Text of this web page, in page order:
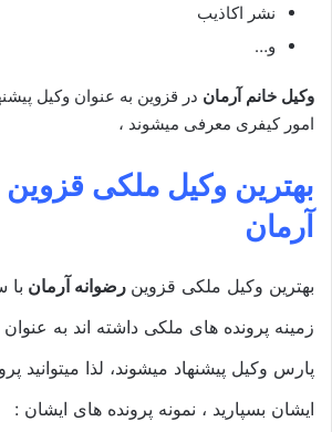
نشر اکاذیب
و…
وکیل خانم آرمان در قزوین به عنوان وکیل
امور کیفری معرفی میشوند ،
بهترین وکیل ملکی قزوین
آرمان
بهترین وکیل ملکی قزوین رضوانه آرمان با
زمینه پرونده های ملکی داشته اند به
پارس وکیل پیشنهاد میشوند، لذا میتوانید
ایشان بسپارید ، نمونه پرونده های ایشان :